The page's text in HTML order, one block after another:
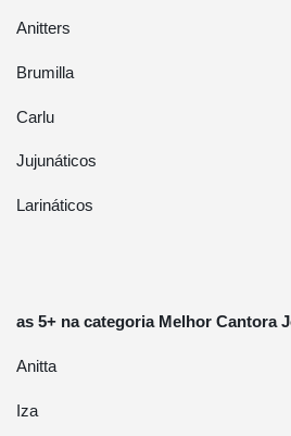
Anitters
Brumilla
Carlu
Jujunáticos
Larináticos
as 5+ na categoria Melhor Cantora
Anitta
Iza